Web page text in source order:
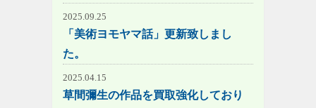
2025.09.25
「美術ヨモヤマ話」更新致しまし
た。
2025.04.15
草間彌生の作品を買取強化しており